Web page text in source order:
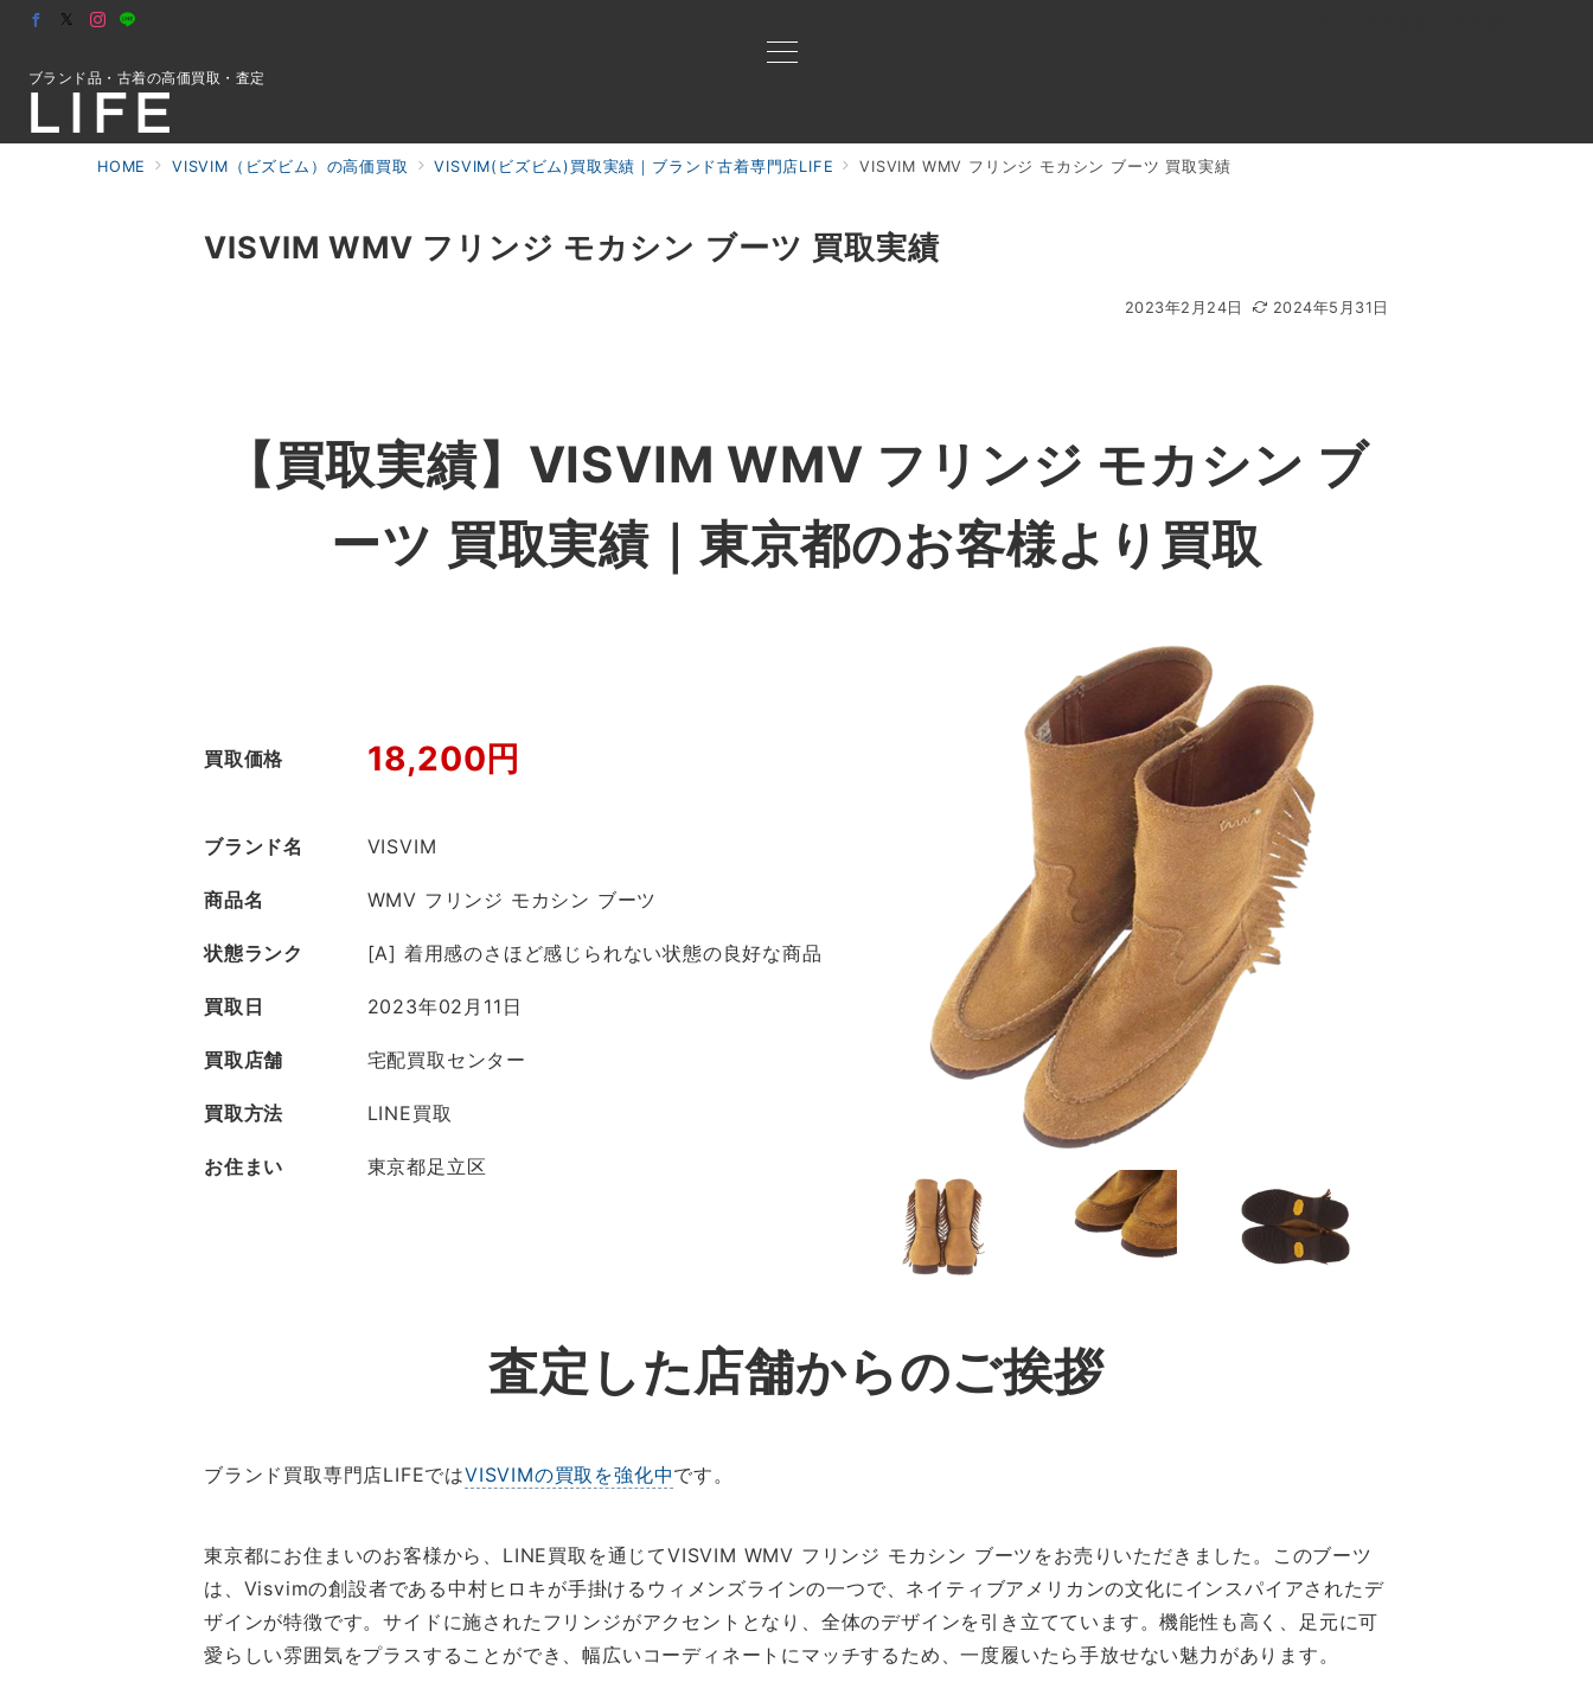
ブランド品・古着の高価買取・査定
HOME VISVIM（ビズビム）の高価買取 VISVIM(ビズビム)買取実績｜ブランド古着専門店LIFE VISVIM WMV フリンジ モカシン ブーツ 買取実績
VISVIM WMV フリンジ モカシン ブーツ 買取実績
2023年2月24日 2024年5月31日
【買取実績】VISVIM WMV フリンジ モカシン ブ
ーツ 買取実績｜東京都のお客様より買取
買取価格 18,200円
ブランド名 VISVIM
商品名 WMV フリンジ モカシン ブーツ
状態ランク [A] 着用感のさほど感じられない状態の良好な商品
買取日 2023年02月11日
買取店舗 宅配買取センター
買取方法 LINE買取
お住まい 東京都足立区
査定した店舗からのご挨拶
ブランド買取専門店LIFEではVISVIMの買取を強化中です。
東京都にお住まいのお客様から、LINE買取を通じてVISVIM WMV フリンジ モカシン ブーツをお売りいただきました。このブーツ
は、Visvimの創設者である中村ヒロキが手掛けるウィメンズラインの一つで、ネイティブアメリカンの文化にインスパイアされたデ
ザインが特徴です。サイドに施されたフリンジがアクセントとなり、全体のデザインを引き立てています。機能性も高く、足元に可
愛らしい雰囲気をプラスすることができ、幅広いコーディネートにマッチするため、一度履いたら手放せない魅力があります。